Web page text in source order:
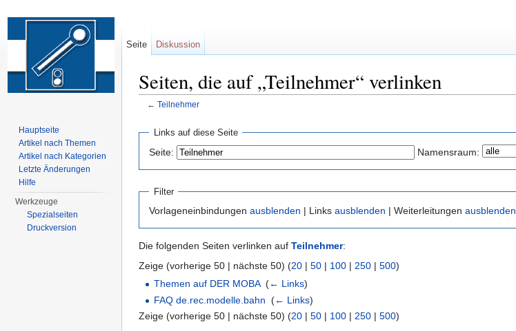
Seiten, die auf „Teilnehmer“ verlinken
← Teilnehmer
Links auf diese Seite
Seite: Namensraum:
Filter
Vorlageneinbindungen ausblenden | Links ausblenden | Weiterleitungen ausblenden
Die folgenden Seiten verlinken auf Teilnehmer:
Zeige (vorherige 50 | nächste 50) (20 | 50 | 100 | 250 | 500)
Themen auf DER MOBA‎ (← Links)
FAQ de.rec.modelle.bahn
(← Links)
Zeige (vorherige 50 | nächste 50) (20 | 50 | 100 | 250 | 500)
Seite Diskussion
Hauptseite
Artikel nach Themen
Artikel nach Kategorien
Letzte Änderungen
Hilfe
Werkzeuge
Spezialseiten
Druckversion